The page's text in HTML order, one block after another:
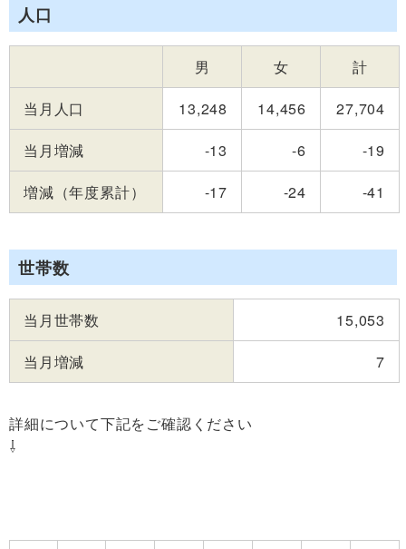
人口
男 女
計
当月人口
13,248 14,456
27,704
当月増減
-13 -6
-19
増減（年度累計）
-17 -24 -41
世帯数
当月世帯数
15,053
当月増減
7
詳細について下記をご確認ください
⇩